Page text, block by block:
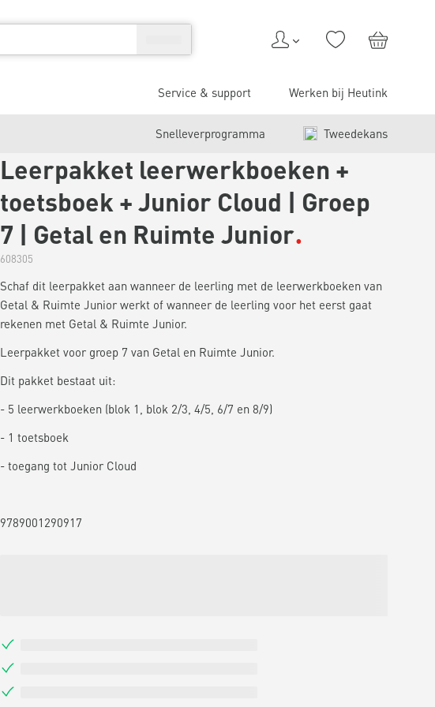
Service & support Werken bij Heutink
Snelleverprogramma Tweedekans
Leerpakket leerwerkboeken +
toetsboek + Junior Cloud | Groep
7 | Getal en Ruimte Junior
608305
Schaf dit leerpakket aan wanneer de leerling met de leerwerkboeken van
Getal & Ruimte Junior werkt of wanneer de leerling voor het eerst gaat
rekenen met Getal & Ruimte Junior.
Leerpakket voor groep 7 van Getal en Ruimte Junior.
Dit pakket bestaat uit:
- 5 leerwerkboeken (blok 1, blok 2/3, 4/5, 6/7 en 8/9)
- 1 toetsboek
- toegang tot Junior Cloud
9789001290917